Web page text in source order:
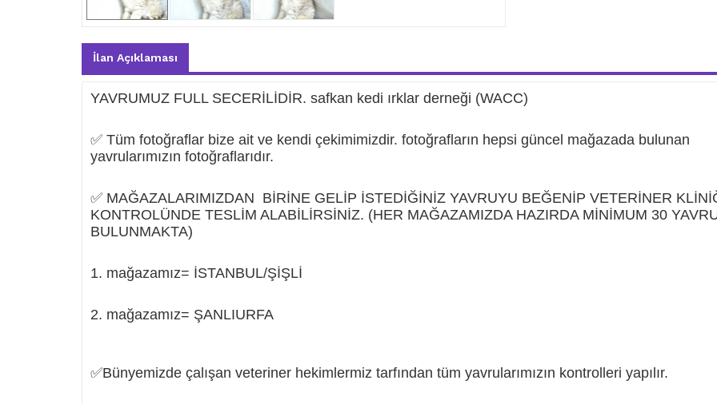
İlan Açıklaması
YAVRUMUZ FULL SECERİLİDİR. safkan kedi ırklar derneği (WACC)
✅ Tüm fotoğraflar bize ait ve kendi çekimimizdir. fotoğrafların hepsi güncel mağazada bulunan
yavrularımızın fotoğraflarıdır.
✅ MAĞAZALARIMIZDAN BİRİNE GELİP İSTEDİĞİNİZ YAVRUYU BEĞENİP VETERİNER
KONTROLÜNDE TESLİM ALABİLİRSİNİZ. (HER MAĞAZAMIZDA HAZIRDA MİNİMUM 30
BULUNMAKTA)
1. mağazamız= İSTANBUL/ŞİŞLİ
2. mağazamız= ŞANLIURFA
✅Bünyemizde çalışan veteriner hekimlermiz tarfından tüm yavrularımızın kontrolleri yapılır.